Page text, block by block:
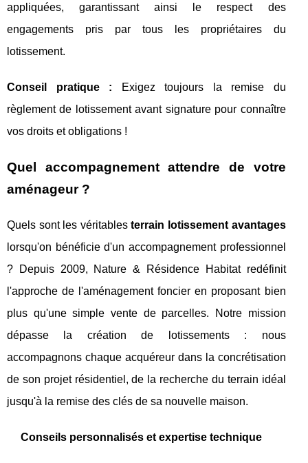
appliquées, garantissant ainsi le respect des
engagements pris par tous les propriétaires du
lotissement.
Conseil pratique : Exigez toujours la remise du
règlement de lotissement avant signature pour connaître
vos droits et obligations !
Quel accompagnement attendre de votre
aménageur ?
Quels sont les véritablesterrain lotissement avantages
lorsqu'on bénéficie d'un accompagnement professionnel
? Depuis 2009, Nature & Résidence Habitat redéfinit
l'approche de l'aménagement foncier en proposant bien
plus qu'une simple vente de parcelles. Notre mission
dépasse la création de lotissements : nous
accompagnons chaque acquéreur dans la concrétisation
de son projet résidentiel, de la recherche du terrain idéal
jusqu'à la remise des clés de sa nouvelle maison.
Conseils personnalisés et expertise technique